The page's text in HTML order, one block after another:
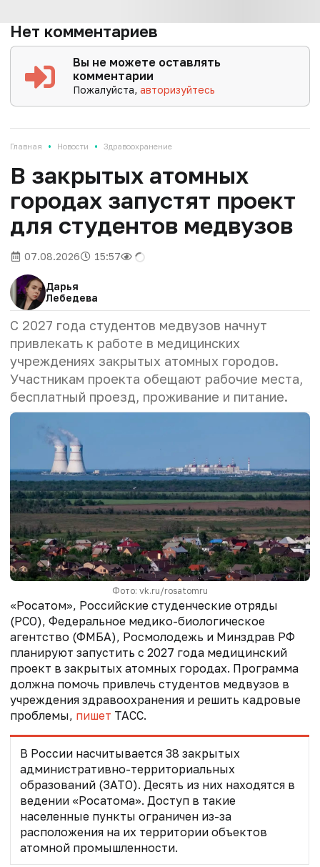
Нет комментариев
Вы не можете оставлять
комментарии
Пожалуйста,авторизуйтесь
Главная • Новости • Здравоохранение
В закрытых атомных
городах запустят проект
для студентов медвузов
07.08.2026 15:57
Дарья
Лебедева
С 2027 года студентов медвузов начнут
привлекать к работе в медицинских
учреждениях закрытых атомных городов.
Участникам проекта обещают рабочие места,
бесплатный проезд, проживание и питание.
Фото: vk.ru/rosatomru
«Росатом», Российские студенческие отряды
(РСО), Федеральное медико-биологическое
агентство (ФМБА), Росмолодежь и Минздрав РФ
планируют запустить с 2027 года медицинский
проект в закрытых атомных городах. Программа
должна помочь привлечь студентов медвузов в
учреждения здравоохранения и решить кадровые
проблемы, пишет ТАСС.
В России насчитывается 38 закрытых
административно-территориальных
образований (ЗАТО). Десять из них находятся в
ведении «Росатома». Доступ в такие
населенные пункты ограничен из-за
расположения на их территории объектов
атомной промышленности.